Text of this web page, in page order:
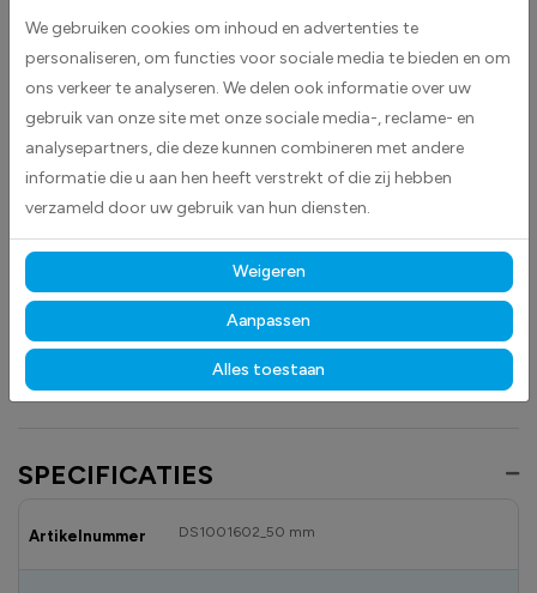
voorraadbeheer. De witte kleur zorgt voor een duidelijke en contrastrijke
markering, waardoor producten en secties snel te identificeren zijn.
Deze stickers zijn geschikt voor diverse toepassingen en helpen
medewerkers om efficiënt te werken en fouten bij het orderpicken of
opslaan te verminderen. Plak eenvoudig de sticker op de vloer, op of in
de stelling.
Gemaakt van hoogwaardige high-tack folie, hechten deze
stickers betrouwbaar op vrijwel elk oppervlak.Dankzij de
duurzame materialen blijven ze langdurig zichtbaar en goed leesbaar,
zowel binnen als buiten, bestand tegen licht, vocht en dagelijks gebruik.
Ontdek ook onze anderemagazijn- enveiligheidstickersom uw
opslagruimtes overzichtelijk en professioneel te markeren.
SPECIFICATIES
Artikelnummer DS1001602_50 mm
We gebruiken cookies om inhoud en advertenties te
personaliseren, om functies voor sociale media te bieden en om
ons verkeer te analyseren. We delen ook informatie over uw
gebruik van onze site met onze sociale media-, reclame- en
analysepartners, die deze kunnen combineren met andere
informatie die u aan hen heeft verstrekt of die zij hebben
verzameld door uw gebruik van hun diensten.
Weigeren
Aanpassen
Alles toestaan